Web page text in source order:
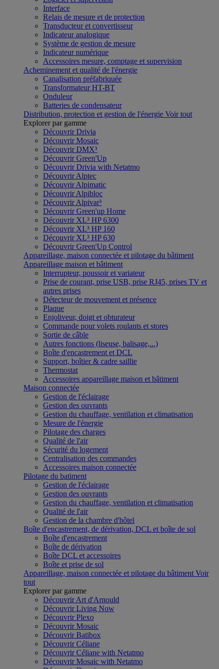
Interface
Relais de mesure et de protection
Transducteur et convertisseur
Indicateur analogique
Système de gestion de mesure
Indicateur numérique
Accessoires mesure, comptage et supervision
Acheminement et qualité de l'énergie
Canalisation préfabriquée
Transformateur HT-BT
Onduleur
Batteries de condensateur
Distribution, protection et gestion de l'énergie Voir tout
Explorer par gamme
Découvrir Drivia
Découvrir Mosaic
Découvrir DMX³
Découvrir Green'Up
Découvrir Drivia with Netatmo
Découvrir Alptec
Découvrir Alpimatic
Découvrir Alpibloc
Découvrir Alpivar³
Découvrir Green'up Home
Découvrir XL³ HP 6300
Découvrir XL³ HP 160
Découvrir XL³ HP 630
Découvrir Green'Up Control
Appareillage, maison connectée et pilotage du bâtiment
Appareillage maison et bâtiment
Interrupteur, poussoir et variateur
Prise de courant, prise USB, prise RJ45, prises TV et
autres prises
Détecteur de mouvement et présence
Plaque
Enjoliveur, doigt et obturateur
Commande pour volets roulants et stores
Sortie de câble
Autres fonctions (liseuse, balisage,...)
Boîte d'encastrement et DCL
Support, boîtier & cadre saillie
Thermostat
Accessoires appareillage maison et bâtiment
Maison connectée
Gestion de l'éclairage
Gestion des ouvrants
Gestion du chauffage, ventilation et climatisation
Mesure de l'énergie
Pilotage des charges
Qualité de l'air
Sécurité du logement
Centralisation des commandes
Accessoires maison connectée
Pilotage du batiment
Gestion de l'éclairage
Gestion des ouvrants
Gestion du chauffage, ventilation et climatisation
Qualité de l'air
Gestion de la chambre d'hôtel
Boîte d'encastrement, de dérivation, DCL et boîte de sol
Boîte d'encastrement
Boîte de dérivation
Boîte DCL et accessoires
Boîte et prise de sol
Appareillage, maison connectée et pilotage du bâtiment Voir
tout
Explorer par gamme
Découvrir Art d'Arnould
Découvrir Living Now
Découvrir Plexo
Découvrir Mosaic
Découvrir Batibox
Découvrir Céliane
Découvrir Céliane with Netatmo
Découvrir Mosaic with Netatmo